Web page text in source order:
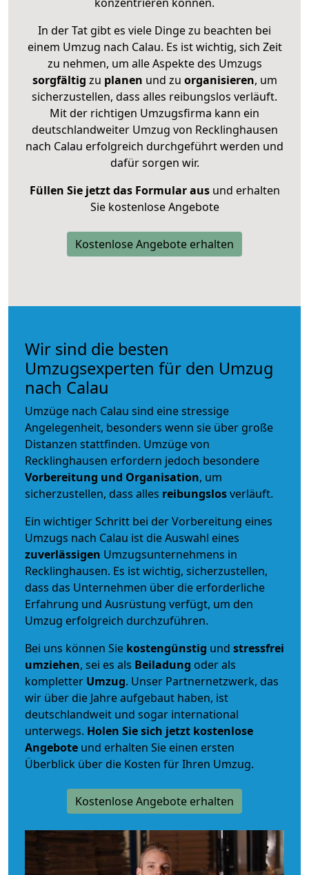
In der Tat gibt es viele Dinge zu beachten bei
einem Umzug nach Calau. Es ist wichtig, sich Zeit
zu nehmen, um alle Aspekte des Umzugs
sorgfältig zu planen und zu organisieren, um
sicherzustellen, dass alles reibungslos verläuft.
Mit der richtigen Umzugsfirma kann ein
deutschlandweiter Umzug von Recklinghausen
nach Calau erfolgreich durchgeführt werden und
dafür sorgen wir.
Füllen Sie jetzt das Formular ausund erhalten
Sie kostenlose Angebote
Kostenlose Angebote erhalten
Wir sind die besten
Umzugsexperten für den Umzug
nach Calau
Umzüge nach Calau sind eine stressige
Angelegenheit, besonders wenn sie über große
Distanzen stattfinden. Umzüge von
Recklinghausen erfordern jedoch besondere
Vorbereitung und Organisation, um
sicherzustellen, dass alles reibungslosverläuft.
Ein wichtiger Schritt bei der Vorbereitung eines
Umzugs nach Calau ist die Auswahl eines
zuverlässigen Umzugsunternehmens in
Recklinghausen. Es ist wichtig, sicherzustellen,
dass das Unternehmen über die erforderliche
Erfahrung und Ausrüstung verfügt, um den
Umzug erfolgreich durchzuführen.
Bei uns können Sie kostengünstig und stressfrei
umziehen, sei es als Beiladung oder als
kompletter Umzug. Unser Partnernetzwerk, das
wir über die Jahre aufgebaut haben, ist
deutschlandweit und sogar international
unterwegs. Holen Sie sich jetzt kostenlose
Angebote und erhalten Sie einen ersten
Überblick über die Kosten für Ihren Umzug.
Kostenlose Angebote erhalten